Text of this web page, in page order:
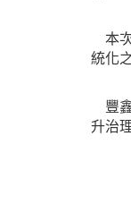
本次
統化
豐鑫
升治